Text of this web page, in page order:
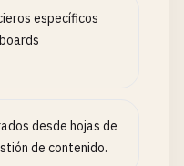
específicos
desde hojas de
de contenido.